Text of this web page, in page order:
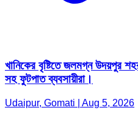
খানিকের বৃষ্টিতে জলমগ্ন উদয়পুর
সহ ফুটপাত ব্যবসায়ীরা।
Udaipur, Gomati | Aug 5, 2026